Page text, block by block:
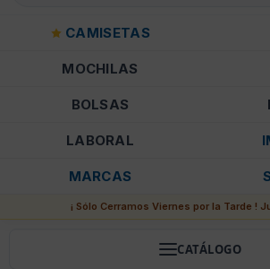
CAMISETAS
MOCHILAS
BOLSAS
LABORAL
MARCAS
¡ Sólo Cerramos Viernes por la Tarde !
CATÁLOGO